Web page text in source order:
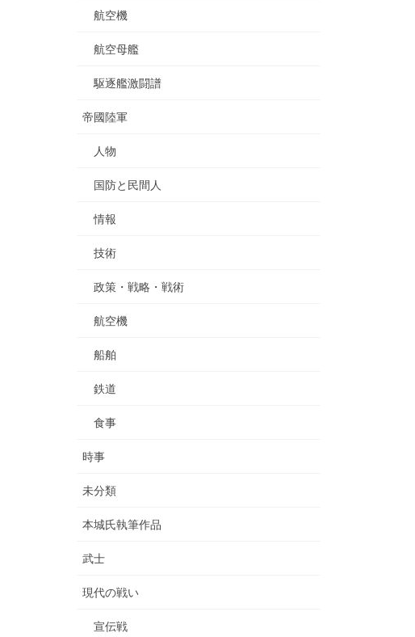
航空機
航空母艦
駆逐艦激闘譜
帝國陸軍
人物
国防と民間人
情報
技術
政策・戦略・戦術
航空機
船舶
鉄道
食事
時事
未分類
本城氏執筆作品
武士
現代の戦い
宣伝戦